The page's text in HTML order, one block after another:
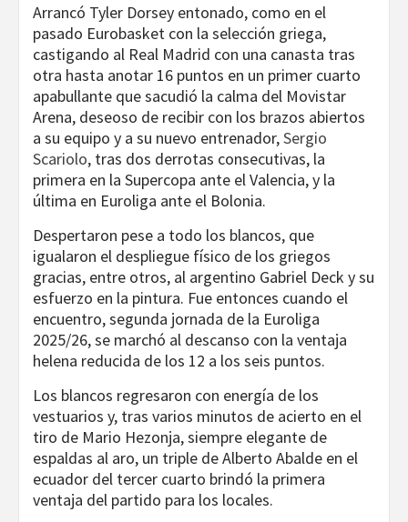
Arrancó Tyler Dorsey entonado, como en el
pasado Eurobasket con la selección griega,
castigando al Real Madrid con una canasta tras
otra hasta anotar 16 puntos en un primer cuarto
apabullante que sacudió la calma del Movistar
Arena, deseoso de recibir con los brazos abiertos
a su equipo y a su nuevo entrenador,Sergio
Scariolo, tras dos derrotas consecutivas, la
primera en la Supercopa ante el Valencia, y la
última en Euroliga ante el Bolonia.
Despertaron pese a todo los blancos, que
igualaron el despliegue físico de los griegos
gracias, entre otros, al argentino Gabriel Deck y su
esfuerzo en la pintura. Fue entonces cuando el
encuentro, segunda jornada de la Euroliga
2025/26, se marchó al descanso con la ventaja
helena reducida de los 12 a los seis puntos.
Los blancos regresaron con energía de los
vestuarios y, tras varios minutos de acierto en el
tiro de Mario Hezonja, siempre elegante de
espaldas al aro, un triple de Alberto Abalde en el
ecuador del tercer cuarto brindó la primera
ventaja del partido para los locales.